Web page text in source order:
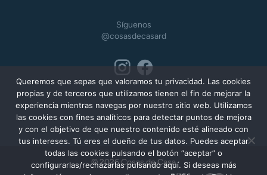
Síguenos
@cosasdecasard
© 2026 Cosas de Casa
Queremos que sepas que valoramos tu privacidad. Las cookies
propias y de terceros que utilizamos tienen el fin de mejorar la
experiencia mientras navegas por nuestro sitio web. Utilizamos
las cookies con fines analíticos para detectar puntos de mejora
y con el objetivo de que nuestro contenido esté alineado con
tus intereses. Tú eres el dueño de tus datos. Puedes aceptar
todas las cookies pulsando el botón “aceptar” o
configurarlas/rechazarlas pulsando aquí. Si deseas más